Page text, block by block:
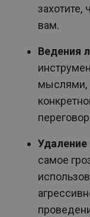
захотите,
вам.
Ведения
мыслями,
самое